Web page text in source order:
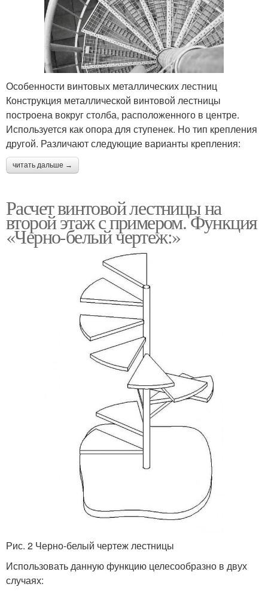
Особенности винтовых металлических лестниц
Конструкция металлической винтовой лестницы
построена вокруг столба, расположенного в центре.
Используется как опора для ступенек. Но тип крепления
другой. Различают следующие варианты крепления:
читать дальше →
Расчет винтовой лестницы на
второй этаж с примером. Функция
«Черно-белый чертеж:»
Рис. 2 Черно-белый чертеж лестницы
Использовать данную функцию целесообразно в двух
случаях: